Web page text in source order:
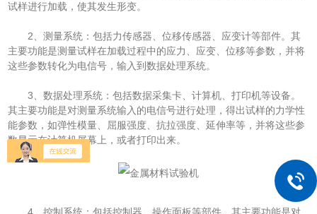
试样进行加载，使其发生形变。
2、测量系统：包括力传感器、位移传感器、应变计等部件。其
主要功能是测量试样在加载过程中的应力、应变、位移等参数，并将
这些参数转化为电信号，输入到数据处理系统。
3、数据处理系统：包括数据采集卡、计算机、打印机等设备。
其主要功能是对测量系统输入的电信号进行处理，得出试样的力学性
能参数，如弹性模量、屈服强度、抗拉强度、延伸率等，并将这些参
数显示在计算机屏幕上，或者打印出来。